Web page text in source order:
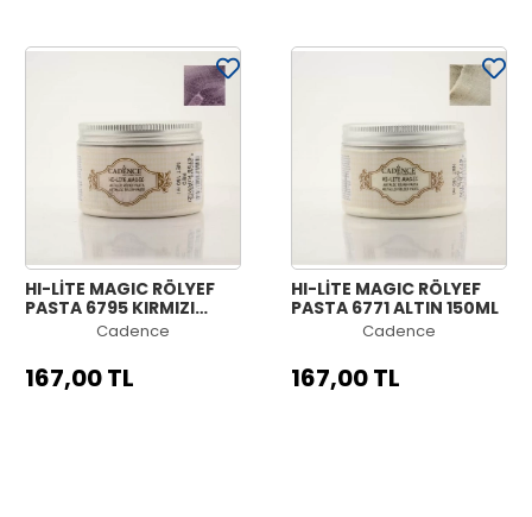
HI-LİTE MAGIC RÖLYEF
PASTA 6795 KIRMIZI
Cadence
167,00 TL
HI-LİTE MAGIC RÖLYEF
PASTA 6771 ALTIN 150ML
Cadence
167,00 TL